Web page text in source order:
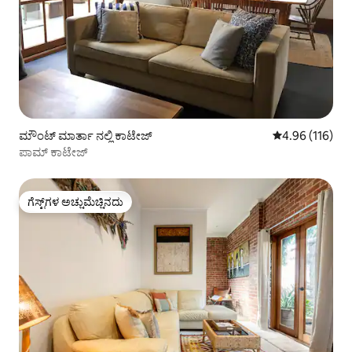
ಮೌಂಟ್ ಮಾರ್ತಾ ನಲ್ಲಿ ಕಾಟೇಜ್ 5 ರಲ್ಲಿ 4.96
4.96 (116)
ಪಾಮ್ ಕಾಟೇಜ್
ಗೆಸ್ಟ್‌ಗಳ ಅಚ್ಚುಮೆಚ್ಚಿನದು
ಗೆಸ್ಟ್‌ಗಳ ಅಚ್ಚುಮೆಚ್ಚಿನದು